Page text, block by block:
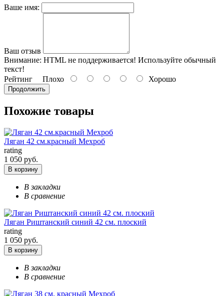
Ваше имя:
Ваш отзыв
Внимание: HTML не поддерживается! Используйте обычный
текст!
Рейтинг Плохо Хорошо
Продолжить
Похожие товары
Ляган 42 см.красный Мехроб
rating
1 050 руб.
В корзину
В закладки
В сравнение
Ляган Риштанский синий 42 см. плоский
rating
1 050 руб.
В корзину
В закладки
В сравнение